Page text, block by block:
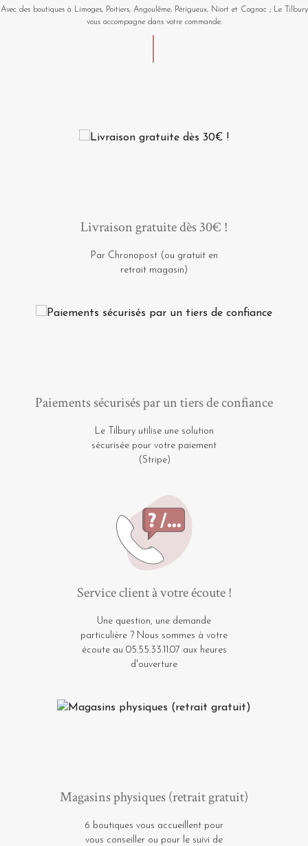
Avec des boutiques à Limoges, Poitiers, Angoulême, Périgueux, Niort et Cognac ; Le Tilbury
vous accompagne dans votre commande.
Livraison gratuite dès 30€ !
Par Chronopost (ou gratuit en
retrait magasin)
Paiements sécurisés par un tiers de confiance
Le Tilbury utilise une solution
sécurisée pour votre paiement
(Stripe)
Service client à votre écoute !
Une question, une demande
particulière ? Nous sommes à votre
écoute au 05.55.33.11.07 aux heures
d'ouverture
Magasins physiques (retrait gratuit)
6 boutiques vous accueillent pour
vous conseiller ou pour le suivi de